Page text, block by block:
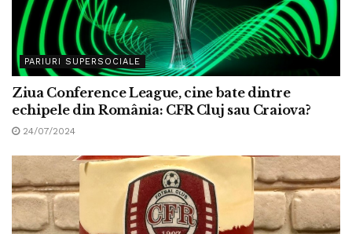
PARIURI SUPERSOCIALE
Ziua Conference League, cine bate dintre
echipele din România: CFR Cluj sau Craiova?
24/07/2024